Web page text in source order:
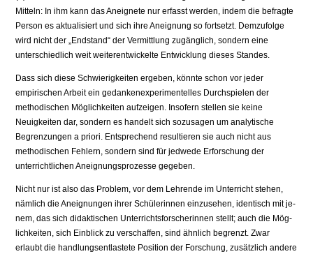
Mitteln: In ihm kann das Aneignete nur erfasst werden, indem die be­fragte
Person es aktualisiert und sich ihre Aneignung so fortsetzt. Dem­zufolge
wird nicht der „Endstand“ der Vermittlung zugänglich, sondern eine
unterschiedlich weit weiterentwickelte Entwicklung dieses Standes.
Dass sich diese Schwierigkeiten ergeben, könnte schon vor jeder
empirischen Arbeit ein gedankenexperimentelles Durchspielen der
methodischen Mög­lichkeiten aufzeigen. Insofern stellen sie keine
Neuigkeiten dar, sondern es handelt sich sozusagen um analytische
Begrenzungen a priori. Entsprechend resultieren sie auch nicht aus
methodischen Fehlern, sondern sind für jedwe­de Erforschung der
unterrichtlichen Aneignungsprozesse gegeben.
Nicht nur ist also das Problem, vor dem Lehrende im Unterricht stehen,
nämlich die Aneignungen ihrer Schülerinnen einzusehen, identisch mit je­
nem, das sich didaktischen Unterrichtsforscherinnen stellt; auch die Mög­
lichkeiten, sich Einblick zu verschaffen, sind ähnlich begrenzt. Zwar
erlaubt die handlungsentlastete Position der Forschung, zusätzlich andere